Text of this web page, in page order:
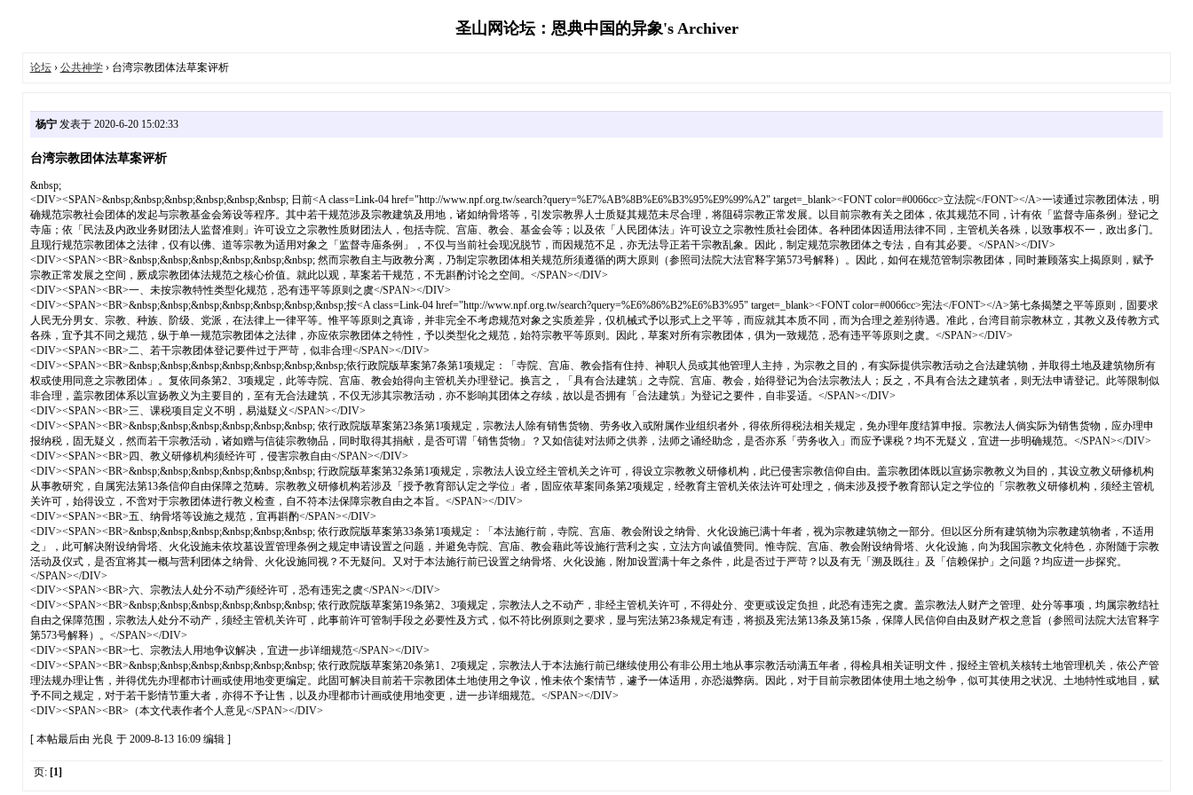
圣山网论坛：恩典中国的异象's Archiver
论坛› 公共神学› 台湾宗教团体法草案评析
杨宁发表于 2020-6-20 15:02:33
台湾宗教团体法草案评析
&nbsp;
<DIV><SPAN>&nbsp;&nbsp;&nbsp;&nbsp;&nbsp;&nbsp; 日前<A class=Link-04 href="http://www.npf.org.tw/search?query=%E7%AB%8B%E6%B3%95%E9%99%A2" target=_blank><FONT color=#0066cc>立法院</FONT></A>一读通过宗教团体法，明
确规范宗教社会团体的发起与宗教基金会筹设等程序。其中若干规范涉及宗教建筑及用地，诸如纳骨塔等，引发宗教界人士质疑其规范未尽合理，将阻碍宗教正常发展。以目前宗教有关之团体，依其规范不同，计有依「监督寺庙条例」登记之
寺庙；依「民法及内政业务财团法人监督准则」许可设立之宗教性质财团法人，包括寺院、宫庙、教会、基金会等；以及依「人民团体法」许可设立之宗教性质社会团体。各种团体因适用法律不同，主管机关各殊，以致事权不一，政出多门。
且现行规范宗教团体之法律，仅有以佛、道等宗教为适用对象之「监督寺庙条例」，不仅与当前社会现况脱节，而因规范不足，亦无法导正若干宗教乱象。因此，制定规范宗教团体之专法，自有其必要。</SPAN></DIV>
<DIV><SPAN><BR>&nbsp;&nbsp;&nbsp;&nbsp;&nbsp;&nbsp; 然而宗教自主与政教分离，乃制定宗教团体相关规范所须遵循的两大原则（参照司法院大法官释字第573号解释）。因此，如何在规范管制宗教团体，同时兼顾落实上揭原则，赋予
宗教正常发展之空间，厥成宗教团体法规范之核心价值。就此以观，草案若干规范，不无斟酌讨论之空间。</SPAN></DIV>
<DIV><SPAN><BR>一、未按宗教特性类型化规范，恐有违平等原则之虞</SPAN></DIV>
<DIV><SPAN><BR>&nbsp;&nbsp;&nbsp;&nbsp;&nbsp;&nbsp;&nbsp;按<A class=Link-04 href="http://www.npf.org.tw/search?query=%E6%86%B2%E6%B3%95" target=_blank><FONT color=#0066cc>宪法</FONT></A>第七条揭橥之平等原则，固要求
人民无分男女、宗教、种族、阶级、党派，在法律上一律平等。惟平等原则之真谛，并非完全不考虑规范对象之实质差异，仅机械式予以形式上之平等，而应就其本质不同，而为合理之差别待遇。准此，台湾目前宗教林立，其教义及传教方式
各殊，宜予其不同之规范，纵于单一规范宗教团体之法律，亦应依宗教团体之特性，予以类型化之规范，始符宗教平等原则。因此，草案对所有宗教团体，俱为一致规范，恐有违平等原则之虞。</SPAN></DIV>
<DIV><SPAN><BR>二、若干宗教团体登记要件过于严苛，似非合理</SPAN></DIV>
<DIV><SPAN><BR>&nbsp;&nbsp;&nbsp;&nbsp;&nbsp;&nbsp;&nbsp;依行政院版草案第7条第1项规定：「寺院、宫庙、教会指有住持、神职人员或其他管理人主持，为宗教之目的，有实际提供宗教活动之合法建筑物，并取得土地及建筑物所有
权或使用同意之宗教团体」。复依同条第2、3项规定，此等寺院、宫庙、教会始得向主管机关办理登记。换言之，「具有合法建筑」之寺院、宫庙、教会，始得登记为合法宗教法人；反之，不具有合法之建筑者，则无法申请登记。此等限制似
非合理，盖宗教团体系以宣扬教义为主要目的，至有无合法建筑，不仅无涉其宗教活动，亦不影响其团体之存续，故以是否拥有「合法建筑」为登记之要件，自非妥适。</SPAN></DIV>
<DIV><SPAN><BR>三、课税项目定义不明，易滋疑义</SPAN></DIV>
<DIV><SPAN><BR>&nbsp;&nbsp;&nbsp;&nbsp;&nbsp;&nbsp; 依行政院版草案第23条第1项规定，宗教法人除有销售货物、劳务收入或附属作业组织者外，得依所得税法相关规定，免办理年度结算申报。宗教法人倘实际为销售货物，应办理申
报纳税，固无疑义，然而若干宗教活动，诸如赠与信徒宗教物品，同时取得其捐献，是否可谓「销售货物」？又如信徒对法师之供养，法师之诵经助念，是否亦系「劳务收入」而应予课税？均不无疑义，宜进一步明确规范。</SPAN></DIV>
<DIV><SPAN><BR>四、教义研修机构须经许可，侵害宗教自由</SPAN></DIV>
<DIV><SPAN><BR>&nbsp;&nbsp;&nbsp;&nbsp;&nbsp;&nbsp; 行政院版草案第32条第1项规定，宗教法人设立经主管机关之许可，得设立宗教教义研修机构，此已侵害宗教信仰自由。盖宗教团体既以宣扬宗教教义为目的，其设立教义研修机构
从事教研究，自属宪法第13条信仰自由保障之范畴。宗教教义研修机构若涉及「授予教育部认定之学位」者，固应依草案同条第2项规定，经教育主管机关依法许可处理之，倘未涉及授予教育部认定之学位的「宗教教义研修机构，须经主管机
关许可，始得设立，不啻对于宗教团体进行教义检查，自不符本法保障宗教自由之本旨。</SPAN></DIV>
<DIV><SPAN><BR>五、纳骨塔等设施之规范，宜再斟酌</SPAN></DIV>
<DIV><SPAN><BR>&nbsp;&nbsp;&nbsp;&nbsp;&nbsp;&nbsp; 依行政院版草案第33条第1项规定：「本法施行前，寺院、宫庙、教会附设之纳骨、火化设施已满十年者，视为宗教建筑物之一部分。但以区分所有建筑物为宗教建筑物者，不适用
之」，此可解决附设纳骨塔、火化设施未依坟墓设置管理条例之规定申请设置之问题，并避免寺院、宫庙、教会藉此等设施行营利之实，立法方向诚值赞同。惟寺院、宫庙、教会附设纳骨塔、火化设施，向为我国宗教文化特色，亦附随于宗教
活动及仪式，是否宜将其一概与营利团体之纳骨、火化设施同视？不无疑问。又对于本法施行前已设置之纳骨塔、火化设施，附加设置满十年之条件，此是否过于严苛？以及有无「溯及既往」及「信赖保护」之问题？均应进一步探究。
</SPAN></DIV>
<DIV><SPAN><BR>六、宗教法人处分不动产须经许可，恐有违宪之虞</SPAN></DIV>
<DIV><SPAN><BR>&nbsp;&nbsp;&nbsp;&nbsp;&nbsp;&nbsp; 依行政院版草案第19条第2、3项规定，宗教法人之不动产，非经主管机关许可，不得处分、变更或设定负担，此恐有违宪之虞。盖宗教法人财产之管理、处分等事项，均属宗教结社
自由之保障范围，宗教法人处分不动产，须经主管机关许可，此事前许可管制手段之必要性及方式，似不符比例原则之要求，显与宪法第23条规定有违，将损及宪法第13条及第15条，保障人民信仰自由及财产权之意旨（参照司法院大法官释字
第573号解释）。</SPAN></DIV>
<DIV><SPAN><BR>七、宗教法人用地争议解决，宜进一步详细规范</SPAN></DIV>
<DIV><SPAN><BR>&nbsp;&nbsp;&nbsp;&nbsp;&nbsp;&nbsp; 依行政院版草案第20条第1、2项规定，宗教法人于本法施行前已继续使用公有非公用土地从事宗教活动满五年者，得检具相关证明文件，报经主管机关核转土地管理机关，依公产管
理法规办理让售，并得优先办理都市计画或使用地变更编定。此固可解决目前若干宗教团体土地使用之争议，惟未依个案情节，遽予一体适用，亦恐滋弊病。因此，对于目前宗教团体使用土地之纷争，似可其使用之状况、土地特性或地目，赋
予不同之规定，对于若干影情节重大者，亦得不予让售，以及办理都市计画或使用地变更，进一步详细规范。</SPAN></DIV>
<DIV><SPAN><BR>（本文代表作者个人意见</SPAN></DIV>
[ 本帖最后由 光良 于 2009-8-13 16:09 编辑 ]
页: [1]